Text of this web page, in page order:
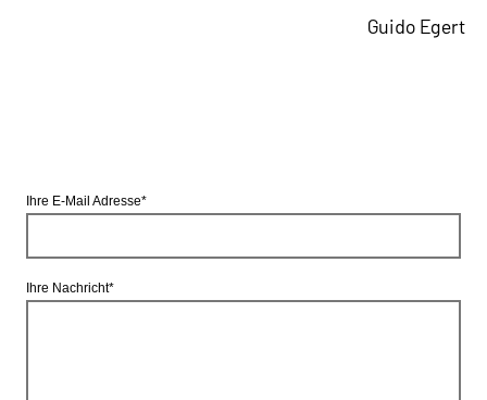
Guido Egert
Ihre E-Mail Adresse*
Ihre Nachricht*